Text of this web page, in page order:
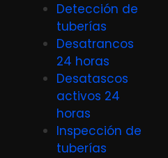
Detección de
tuberías
Desatrancos
24 horas
Desatascos
activos 24
horas
Inspección de
tuberías